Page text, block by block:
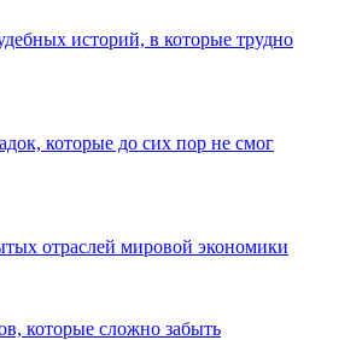
историй, в которые трудно
которые до сих пор не смог
отраслей мировой экономики
которые сложно забыть